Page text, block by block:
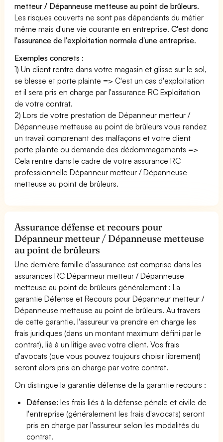
metteur / Dépanneuse metteuse au point de brûleurs.
Les risques couverts ne sont pas dépendants du métier
même mais d'une vie courante en entreprise.C'est donc
l'assurance de l'exploitation normale d'une entreprise.
Exemples concrets :
1) Un client rentre dans votre magasin et glisse sur le sol,
se blesse et porte plainte => C'est un cas d'exploitation
et il sera pris en charge par l'assurance RC Exploitation
de votre contrat.
2) Lors de votre prestation de Dépanneur metteur /
Dépanneuse metteuse au point de brûleurs vous rendez
un travail comprenant des malfaçons et votre client
porte plainte ou demande des dédommagements =>
Cela rentre dans le cadre de votre assurance RC
professionnelle Dépanneur metteur / Dépanneuse
metteuse au point de brûleurs.
Assurance défense et recours pour
Dépanneur metteur / Dépanneuse metteuse
au point de brûleurs
Une dernière famille d'assurance est comprise dans les
assurances RC Dépanneur metteur / Dépanneuse
metteuse au point de brûleurs généralement : La
garantie Défense et Recours pour Dépanneur metteur /
Dépanneuse metteuse au point de brûleurs. Au travers
de cette garantie, l'assureur va prendre en charge les
frais juridiques (dans un montant maximum défini par le
contrat), lié à un litige avec votre client. Vos frais
d'avocats (que vous pouvez toujours choisir librement)
seront alors pris en charge par votre contrat.
On distingue la garantie défense de la garantie recours :
Défense: les frais liés à la défense pénale et civile de
l'entreprise (généralement les frais d'avocats) seront
pris en charge par l'assureur selon les modalités du
contrat.